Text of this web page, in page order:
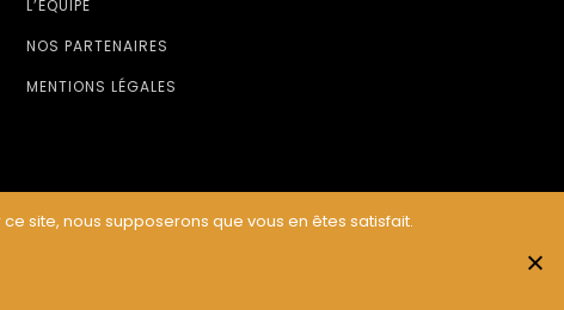
L’ÉQUIPE
NOS PARTENAIRES
MENTIONS LÉGALES
site, nous supposerons que vous en êtes satisfait.